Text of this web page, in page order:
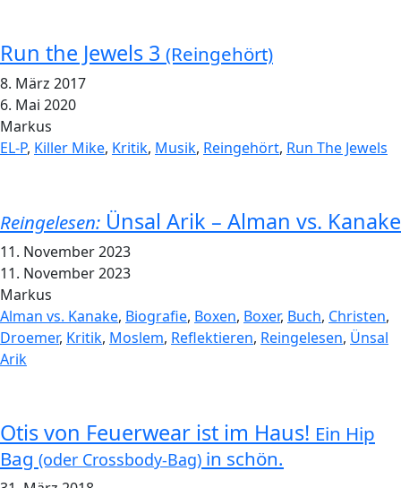
Run the Jewels 3 (Reingehört)
8. März 2017
6. Mai 2020
Markus
EL-P, Killer Mike, Kritik, Musik, Reingehört, Run The Jewels
Reingelesen: Ünsal Arik – Alman vs. Kanake
11. November 2023
11. November 2023
Markus
Alman vs. Kanake, Biografie, Boxen, Boxer, Buch, Christen,
Droemer, Kritik, Moslem, Reflektieren, Reingelesen, Ünsal
Arik
Otis von Feuerwear ist im Haus! Ein Hip
Bag (oder Crossbody-Bag) in schön.